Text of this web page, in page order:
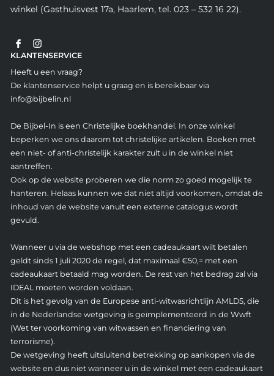
winkel (Gasthuisvest 17a, Haarlem, tel. 023 – 532 16 22).
KLANTENSERVICE
Heeft u een vraag?
De klantenservice helpt u graag en is bereikbaar via
info@bijbelin.nl
De Bijbel-In is een Christelijke boekhandel. In onze winkel
beperken we ons daarom tot christelijke artikelen. Boeken met
een niet- of anti-christelijk karakter zult u in de winkel niet
aantreffen.
Ook op de website proberen we die norm zo goed mogelijk te
hanteren. Helaas kunnen we dat niet altijd voorkomen, omdat de
inhoud van de website vanuit een externe catalogus wordt
gevuld.
Wanneer u via de webshop met een cadeaukaart wilt betalen
geldt sinds 1 juli 2020 de regel, dat maximaal €50,= met een
cadeaukaart betaald mag worden. De rest van het bedrag zal via
IDEAL moeten worden voldaan.
Dit is het gevolg van de Europese anti-witwasrichtlijn AMLD5, die
in de Nederlandse wetgeving is geïmplementeerd in de Wwft
(Wet ter voorkoming van witwassen en financiering van
terrorisme).
De wetgeving heeft uitsluitend betrekking op aankopen via de
website en dus niet wanneer u in de winkel met een cadeaukaart